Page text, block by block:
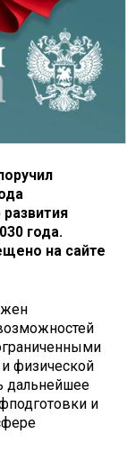
года.
на сайте
физической
дальнейшее
и